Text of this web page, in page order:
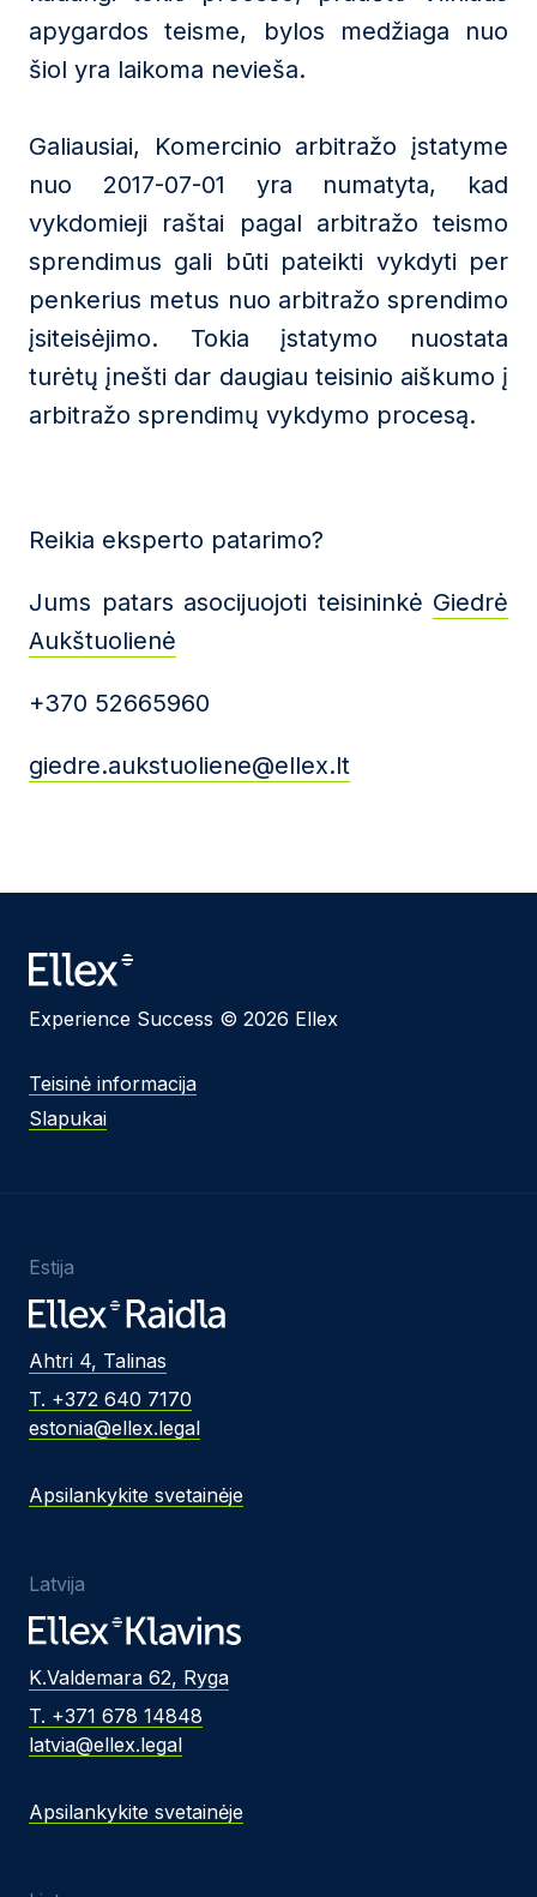
apygardos teisme, bylos medžiaga nuo
šiol yra laikoma nevieša.
Galiausiai, Komercinio arbitražo įstatyme
nuo 2017-07-01 yra numatyta, kad
vykdomieji raštai pagal arbitražo teismo
sprendimus gali būti pateikti vykdyti per
penkerius metus nuo arbitražo sprendimo
įsiteisėjimo. Tokia įstatymo nuostata
turėtų įnešti dar daugiau teisinio aiškumo į
arbitražo sprendimų vykdymo procesą.
Reikia eksperto patarimo?
Jums patars asocijuojoti teisininkė Giedrė
Aukštuolienė
+370 52665960
giedre.aukstuoliene@ellex.lt
Experience Success © 2026 Ellex
Teisinė informacija
Slapukai
Estija
Ahtri 4, Talinas
T. +372 640 7170
estonia@ellex.legal
Apsilankykite svetainėje
Latvija
K.Valdemara 62, Ryga
T. +371 678 14848
latvia@ellex.legal
Apsilankykite svetainėje